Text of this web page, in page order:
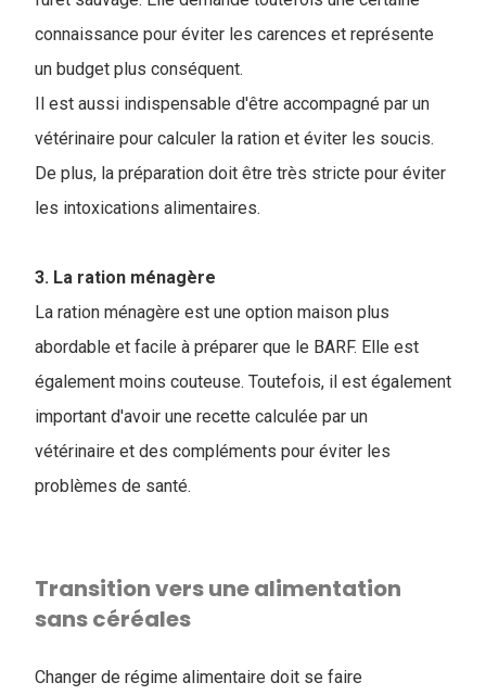
connaissance pour éviter les carences et représente
un budget plus conséquent.
Il est aussi indispensable d'être accompagné par un
vétérinaire pour calculer la ration et éviter les soucis.
De plus, la préparation doit être très stricte pour éviter
les intoxications alimentaires.
3. La ration ménagère
La ration ménagère est une option maison plus
abordable et facile à préparer que le BARF. Elle est
également moins couteuse. Toutefois, il est également
important d'avoir une recette calculée par un
vétérinaire et des compléments pour éviter les
problèmes de santé.
Transition vers une alimentation
sans céréales
Changer de régime alimentaire doit se faire